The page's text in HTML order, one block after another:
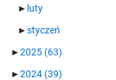
► luty
►styczeń
►2025 (63)
►2024 (39)